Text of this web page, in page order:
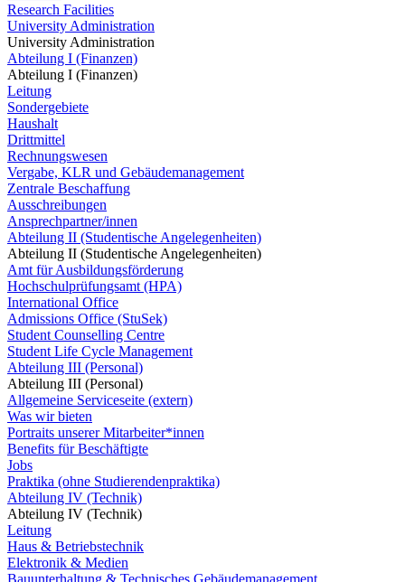
Research Facilities
University Administration
University Administration
Abteilung I (Finanzen)
Abteilung I (Finanzen)
Leitung
Sondergebiete
Haushalt
Drittmittel
Rechnungswesen
Vergabe, KLR und Gebäudemanagement
Zentrale Beschaffung
Ausschreibungen
Ansprechpartner/innen
Abteilung II (Studentische Angelegenheiten)
Abteilung II (Studentische Angelegenheiten)
Amt für Ausbildungsförderung
Hochschulprüfungsamt (HPA)
International Office
Admissions Office (StuSek)
Student Counselling Centre
Student Life Cycle Management
Abteilung III (Personal)
Abteilung III (Personal)
Allgemeine Serviceseite (extern)
Was wir bieten
Portraits unserer Mitarbeiter*innen
Benefits für Beschäftigte
Jobs
Praktika (ohne Studierendenpraktika)
Abteilung IV (Technik)
Abteilung IV (Technik)
Leitung
Haus & Betriebstechnik
Elektronik & Medien
Bauunterhaltung & Technisches Gebäudemanagement